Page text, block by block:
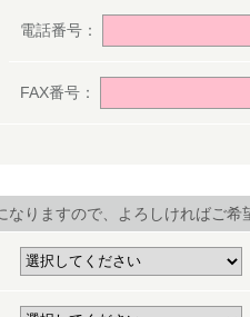
電話番号：
FAX番号：
りますので、よろしければご希